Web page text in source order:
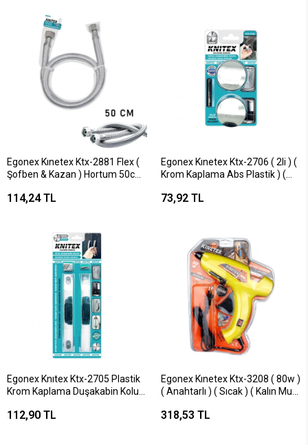
Egonex Kınetex Ktx-2881 Flex (
Şofben & Kazan ) Hortum 50cm.
114,24 TL
Egonex Kınetex Ktx-2706 ( 2li ) (
Krom Kaplama Abs Plastik ) (
6-8-10mm Cam Duş Kabinler
73,92 TL
Egonex Knıtex Ktx-2705 Plastik
Krom Kaplama Duşakabin Kolu
112,90 TL
Egonex Kınetex Ktx-3208 ( 80w )
( Anahtarlı ) ( Sıcak ) ( Kalın Mum
318,53 TL